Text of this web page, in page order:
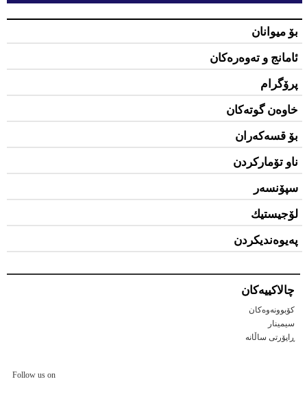
بۆ میوانان
ئامانج و تەوەرەکان
پرۆگرام
خاوەن گوتەكان
بۆ قسەكەران
ناو تۆمارکردن
سپۆنسەر
لۆجیستیك
پەیوەندیکردن
چالاكییه‌كان
کۆبوونەوەکان
سیمینار
ڕاپۆرتی ساڵانه
Follow us on